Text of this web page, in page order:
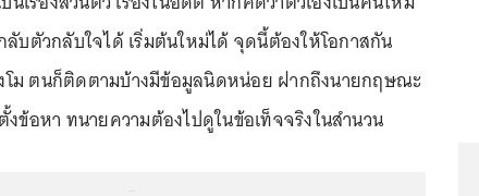
บตัวกลับใจได้ เริ่มต้นใหม่ได้ จุดนี้ต้องให้โอกาสกัน
ม ตนก็ติดตามบ้างมีข้อมูลนิดหน่อย ฝากถึงนายกฤษณะ
งข้อหา ทนายความต้องไปดูในข้อเท็จจริงในสำนวน